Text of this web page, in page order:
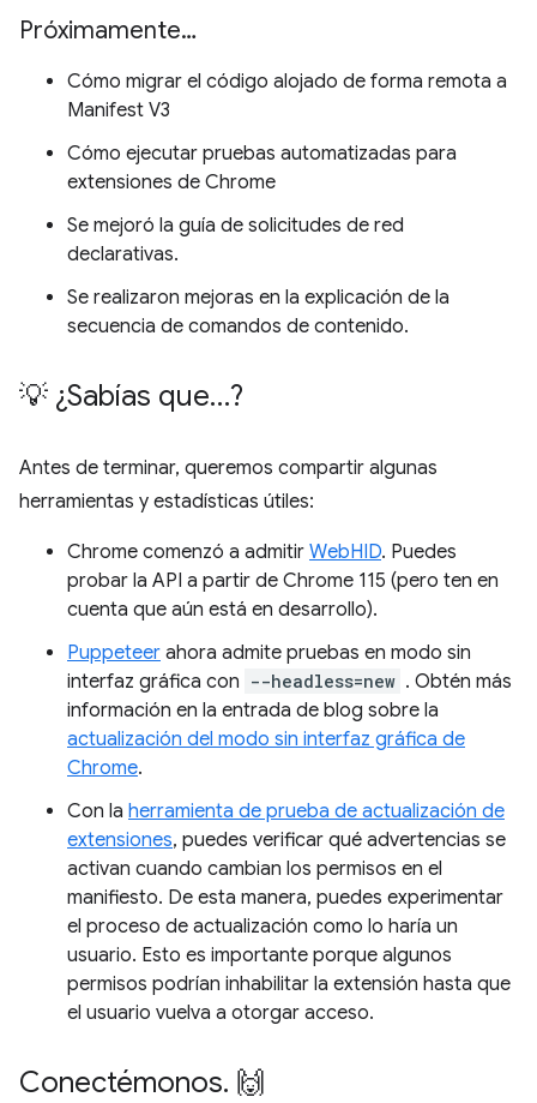
Próximamente…
Cómo migrar el código alojado de forma remota a
Manifest V3
Cómo ejecutar pruebas automatizadas para
extensiones de Chrome
Se mejoró la guía de solicitudes de red
declarativas.
Se realizaron mejoras en la explicación de la
secuencia de comandos de contenido.
💡 ¿Sabías que…?
Antes de terminar, queremos compartir algunas
herramientas y estadísticas útiles:
Chrome comenzó a admitir WebHID. Puedes
probar la API a partir de Chrome 115 (pero ten en
cuenta que aún está en desarrollo).
Puppeteer ahora admite pruebas en modo sin
interfaz gráfica con --headless=new . Obtén más
información en la entrada de blog sobre la
actualización del modo sin interfaz gráfica de
Chrome.
Con la herramienta de prueba de actualización de
extensiones, puedes verificar qué advertencias se
activan cuando cambian los permisos en el
manifiesto. De esta manera, puedes experimentar
el proceso de actualización como lo haría un
usuario. Esto es importante porque algunos
permisos podrían inhabilitar la extensión hasta que
el usuario vuelva a otorgar acceso.
Conectémonos. 🙌